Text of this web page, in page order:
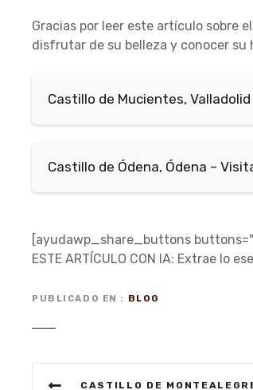
Gracias por leer este artículo sobre
disfrutar de su belleza y conocer su
Castillo de Mucientes, Valladolid
Castillo de Ódena, Ódena –
[ayudawp_share_buttons
ESTE ARTÍCULO CON IA: Extrae lo
PUBLICADO EN BLOG
CASTILLO DE MONTEALEGRE DE